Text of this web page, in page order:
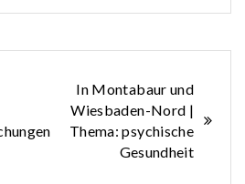
In Montabaur und
Wiesbaden-Nord |
Thema: psychische
Gesundheit